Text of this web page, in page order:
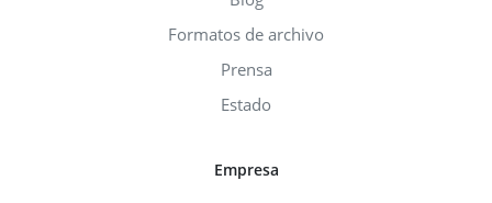
Formatos de archivo
Prensa
Estado
Empresa